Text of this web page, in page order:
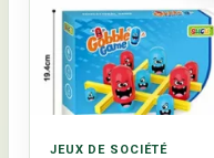
JEUX DE SOCIÉTÉ